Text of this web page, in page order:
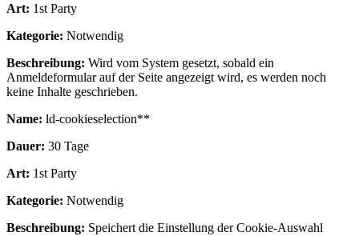
Art: 1st Party
Kategorie: Notwendig
Beschreibung: Wird vom System gesetzt, sobald ein
Anmeldeformular auf der Seite angezeigt wird, es werden noch
keine Inhalte geschrieben.
Name: ld-cookieselection**
Dauer: 30 Tage
Art: 1st Party
Kategorie: Notwendig
Beschreibung: Speichert die Einstellung der Cookie-Auswahl